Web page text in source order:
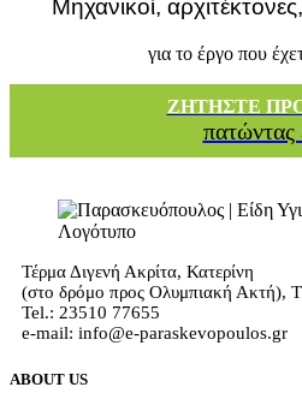
Μηχανικοί,
για το έργο που
ΖΗΤΗΣΤΕ
πατώντας
Τέρμα Διγενή Ακρίτα, Κατερίνη
(στο δρόμο προς Ολυμπιακή Ακτή),
Tel.: 23510 77655
e-mail: info@e-paraskevopoulos.gr
ABOUT US